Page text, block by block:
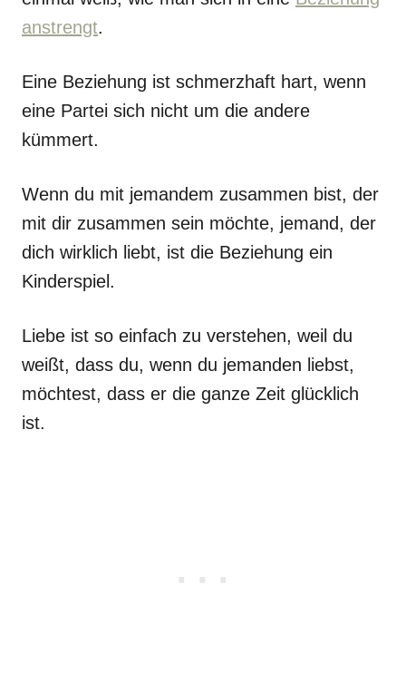
anstrengt.
Eine Beziehung ist schmerzhaft hart, wenn
eine Partei sich nicht um die andere
kümmert.
Wenn du mit jemandem zusammen bist, der
mit dir zusammen sein möchte, jemand, der
dich wirklich liebt, ist die Beziehung ein
Kinderspiel.
Liebe ist so einfach zu verstehen, weil du
weißt, dass du, wenn du jemanden liebst,
möchtest, dass er die ganze Zeit glücklich
ist.